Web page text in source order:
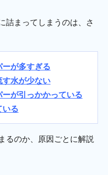
詰まってしまうのは、さ
が多すぎる
す水が少ない
が引っかかっている
る
るのか、原因ごとに解説